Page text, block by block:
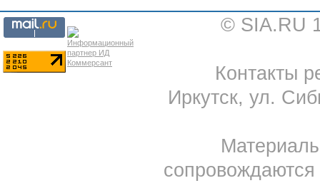
© SIA.RU
Контакты
Иркутск, ул.